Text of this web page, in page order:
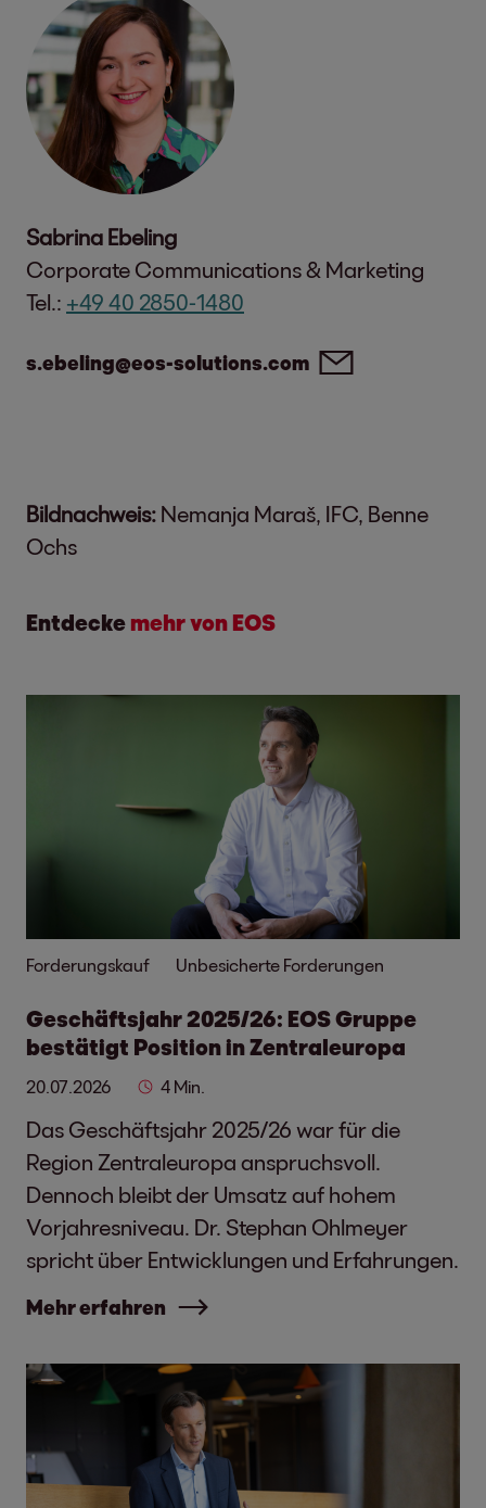
Sabrina Ebeling
Corporate Communications & Marketing
Tel.: +49 40 2850-1480
s.ebeling@eos-solutions.com
Bildnachweis: Nemanja Maraš, IFC, Benne
Ochs
Entdecke mehr von EOS
Forderungskauf Unbesicherte Forderungen
Geschäftsjahr 2025/26: EOS Gruppe
bestätigt Position in Zentraleuropa
20.07.2026 4 Min.
Das Geschäftsjahr 2025/26 war für die
Region Zentraleuropa anspruchsvoll.
Dennoch bleibt der Umsatz auf hohem
Vorjahresniveau. Dr. Stephan Ohlmeyer
spricht über Entwicklungen und Erfahrungen.
Mehr erfahren